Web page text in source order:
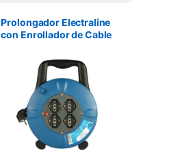
Prolongador Electraline
con Enrollador de Cable